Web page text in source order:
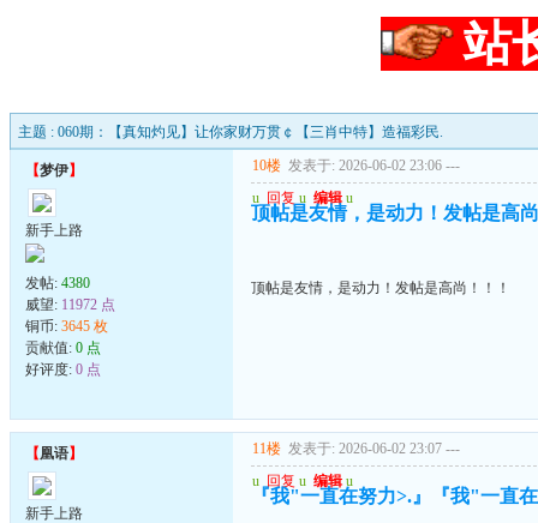
站
主题 : 060期：【真知灼见】让你家财万贯￠【三肖中特】造福彩民.
【梦伊】
新手上路
发帖: 4380
威望: 11972 点
铜币: 3645 枚
贡献值: 0 点
好评度: 0 点
10楼 发表于: 2026-06-02 23:06 ---
u 回复 u 编辑 u
顶帖是友情，是动力！发帖是高
顶帖是友情，是动力！发帖是高尚！！！
【凰语】
新手上路
11楼 发表于: 2026-06-02 23:07 ---
u 回复 u 编辑 u
『我"一直在努力>.』『我"一直